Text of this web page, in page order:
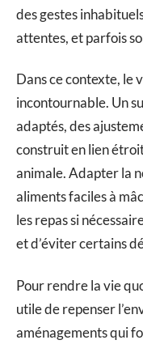
des gestes
attentes, et parfois
Dans ce contexte, le
incontournable. Un
adaptés, des
construit en lien
animale. Adapter la
aliments faciles à
les repas si
et d’éviter certains
Pour rendre la vie
utile de repenser
aménagements qui